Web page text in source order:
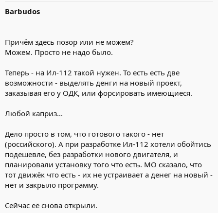
Barbudos
Причём здесь позор или не можем?
Можем. Просто не надо было.
Теперь - на Ил-112 такой нужен. То есть есть две
возможности - выделять денги на новый проект,
заказывая его у ОДК, или форсировать имеющиеся.
Любой каприз...
Дело просто в том, что готового такого - нет
(российского). А при разработке Ил-112 хотели обойтись
подешевле, без разработки нового двигателя, и
планировали установку того что есть. МО сказало, что
тот движёк что есть - их не устраивает а денег на новый -
нет и закрыло программу.
Сейчас её снова открыли.